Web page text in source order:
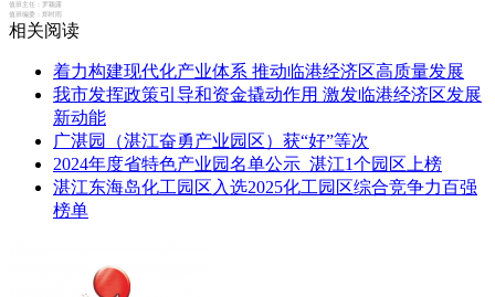
值班主任： 罗颖露
值班编委：
郑时雨
相关阅读
着力构建现代化产业体系 推动临港经济区高质量发展
我市发挥政策引导和资金撬动作用 激发临港经济区发展
新动能
广湛园（湛江奋勇产业园区）获“好”等次
2024年度省特色产业园名单公示 湛江1个园区上榜
湛江东海岛化工园区入选2025化工园区综合竞争力百强
榜单